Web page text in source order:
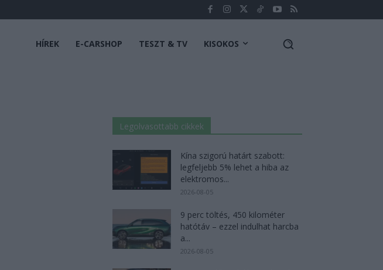
HÍREK E-CARSHOP TESZT & TV KISOKOS
Legolvasottabb cikkek
Kína szigorú határt szabott:
legfeljebb 5% lehet a hiba az
elektromos...
2026-08-05
9 perc töltés, 450 kilométer
hatótáv – ezzel indulhat harcba
a...
2026-08-05